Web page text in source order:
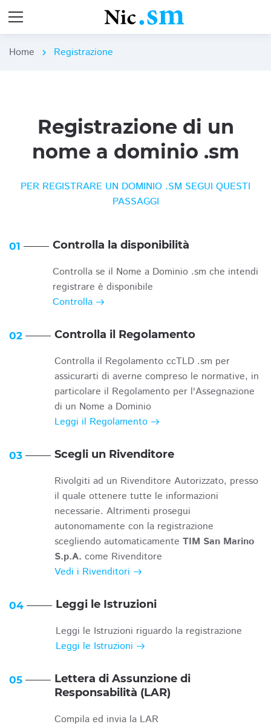
Home chevron_right Registrazione
Registrazione di un
nome a dominio .sm
PER REGISTRARE UN DOMINIO .SM SEGUI QUESTI
PASSAGGI
01 Controlla la disponibilità
Controlla se il Nome a Dominio .sm che intendi
registrare è disponibile
Controlla
02 Controlla il Regolamento
Controlla il Regolamento ccTLD .sm per
assicurarti di averne compreso le normative, in
particolare il Regolamento per l'Assegnazione
di un Nome a Dominio
Leggi il Regolamento
03 Scegli un Rivenditore
Rivolgiti ad un Rivenditore Autorizzato, presso
il quale ottenere tutte le informazioni
necessarie. Altrimenti prosegui
autonomamente con la registrazione
scegliendo automaticamente TIM San Marino
S.p.A. come Rivenditore
Vedi i Rivenditori
04 Leggi le Istruzioni
Leggi le Istruzioni riguardo la registrazione
Leggi le Istruzioni
05
Lettera di Assunzione di
Responsabilità (LAR)
Compila ed invia la LAR